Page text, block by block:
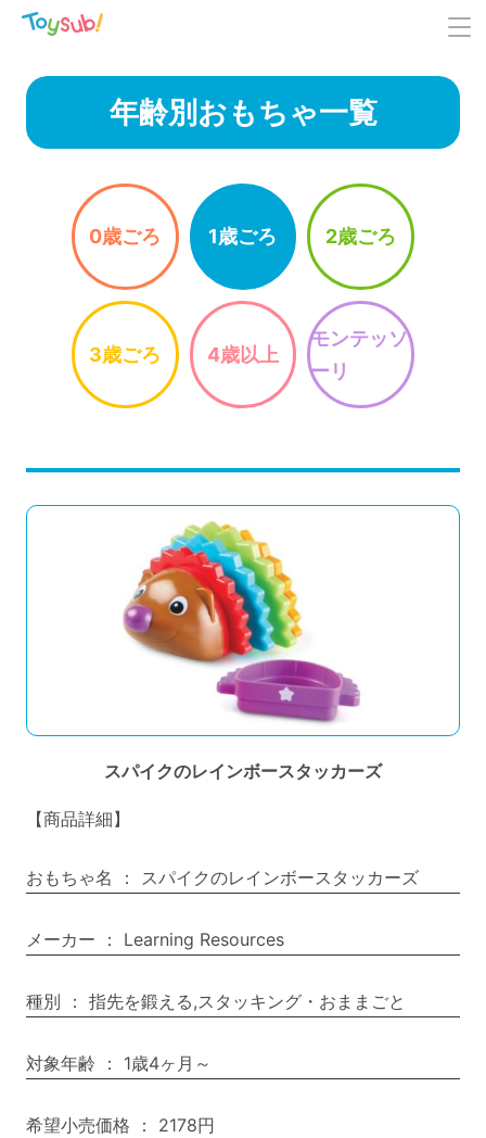
年齢別おもちゃ一覧
0歳ごろ 1歳ごろ 2歳ごろ
3歳ごろ 4歳以上
モンテッソ
ーリ
スパイクのレインボースタッカーズ
【商品詳細】
おもちゃ名 ： スパイクのレインボースタッカーズ
メーカー ： Learning Resources
種別 ： 指先を鍛える,スタッキング・おままごと
対象年齢 ： 1歳4ヶ月～
希望小売価格 ： 2178円